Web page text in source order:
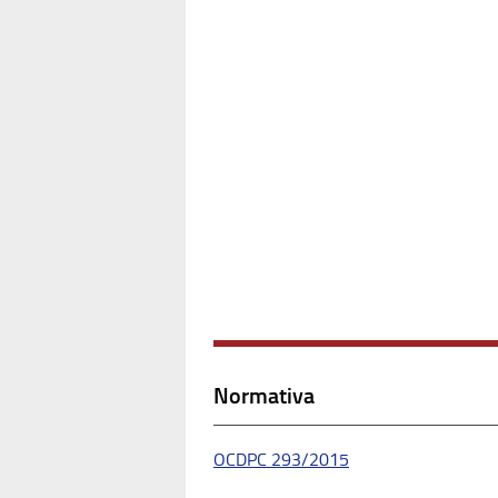
Normativa
OCDPC 293/2015